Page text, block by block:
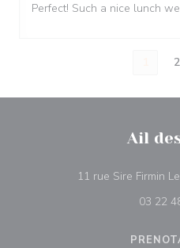
Perfect! Such a nice lunch
2
Ail
11 rue Sire Firmin
03 22